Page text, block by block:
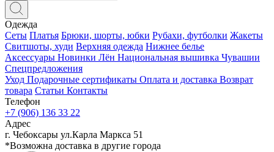
Одежда
Сеты Платья Брюки, шорты, юбки Рубахи, футболки Жакеты
Свитшоты, худи Верхняя одежда Нижнее белье
Аксессуары Новинки Лён Национальная вышивка Чувашии
Спецпредложения
Уход Подарочные сертификаты Оплата и доставка Возврат
товара Статьи Контакты
Телефон
+7 (906) 136 33 22
Адрес
г. Чебоксары ул.Карла Маркса 51
*Возможна доставка в другие города